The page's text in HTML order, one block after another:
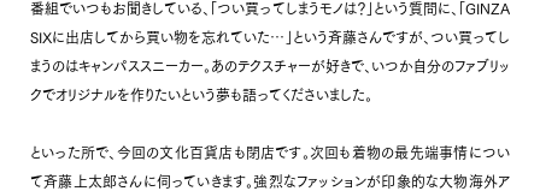
番組でいつもお聞きしている、「つい買ってしまうモノは？」という質問に、「GINZA
SIXに出店してから買い物を忘れていた…」という斉藤さんですが、つい買ってし
まうのはキャンパススニーカー。あのテクスチャーが好きで、いつか自分のファブリッ
クでオリジナルを作りたいという夢も語ってくださいました。
といった所で、今回の文化百貨店も閉店です。次回も着物の最先端事情につい
て斉藤上太郎さんに伺っていきます。強烈なファッションが印象的な大物海外ア